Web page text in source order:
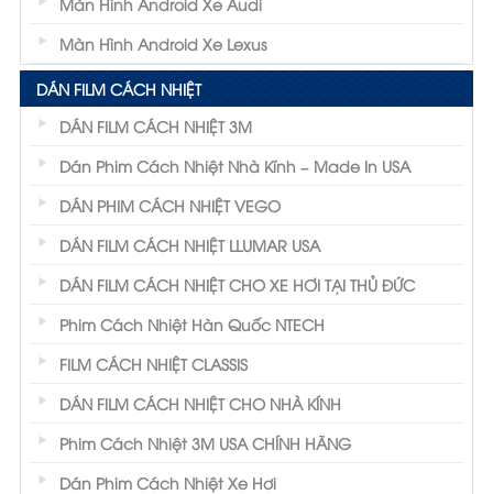
Màn Hình Android Xe Lexus
DÁN FILM CÁCH NHIỆT
DÁN FILM CÁCH NHIỆT 3M
Dán Phim Cách Nhiệt Nhà Kính – Made In USA
DÁN PHIM CÁCH NHIỆT VEGO
DÁN FILM CÁCH NHIỆT LLUMAR USA
DÁN FILM CÁCH NHIỆT CHO XE HƠI TẠI THỦ ĐỨC
Phim Cách Nhiệt Hàn Quốc NTECH
FILM CÁCH NHIỆT CLASSIS
DÁN FILM CÁCH NHIỆT CHO NHÀ KÍNH
Phim Cách Nhiệt 3M USA CHÍNH HÃNG
Dán Phim Cách Nhiệt Xe Hơi